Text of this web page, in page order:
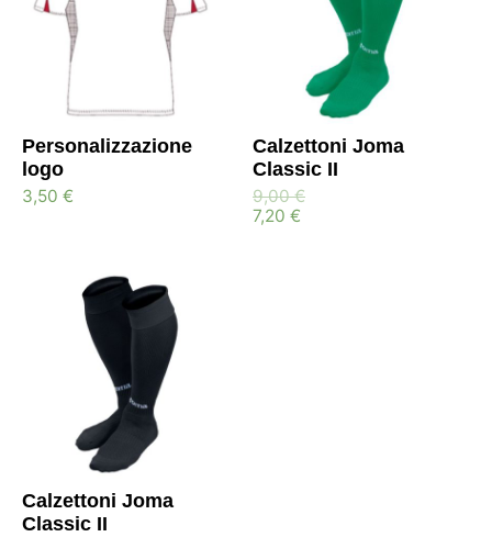
Personalizzazione
logo
3,50 €
Calzettoni Joma
Classic II
9,00€
7,20 €
Calzettoni Joma
Classic II